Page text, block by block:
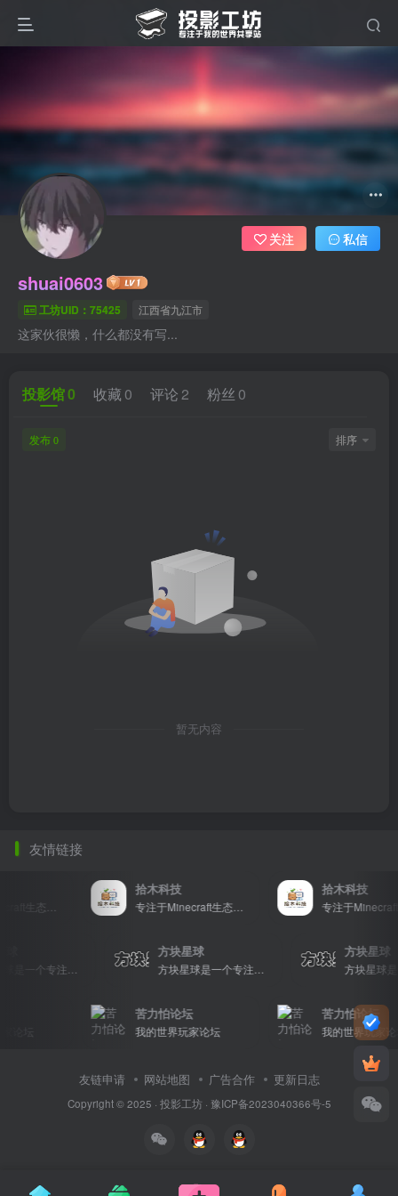
shuai0603
工坊UID：75425 江西省九江市
这家伙很懒，什么都没有写...
关注 私信
投影馆0 收藏 0 评论 2 粉丝 0
发布 0 排序
暂无内容
友情链接
专注于Minecraft生态建设
拾木科技
专注于Minecraft生态建设
拾木科技
方块星球是一个专注于我的世界的中文论坛，提供丰富的资源分享、玩家交流和创意展示，包括地图、皮肤、数据包等内容，打造Minecraft玩家的专属社区乐园！
方块星球
方块星球是一个专注于我的世界的中文论坛，提供丰富的资源分享、玩家交流和创意展示，包括地图、皮肤、数据包等内容，打造Minecraft玩家的专属社区乐园！
方块星球
苦力怕论坛
我的世界玩家论坛
苦力怕论坛
我的世界玩家论
友链申请 网站地图 广告合作 更新日志
Copyright © 2025 · 投影工坊· 豫ICP备2023040366号-5